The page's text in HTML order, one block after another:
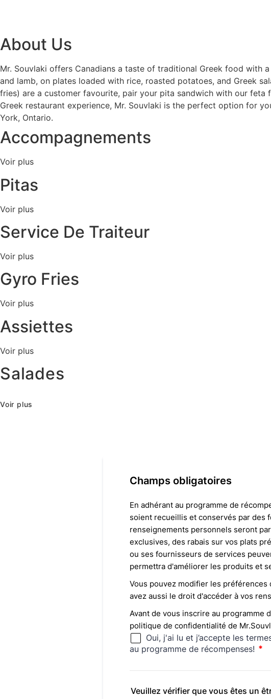
About Us
Mr. Souvlaki offers Canadians a taste of traditional Greek food with
and lamb, on plates loaded with rice, roasted potatoes, and Greek
fries) are a customer favourite, pair your pita sandwich with our
Greek restaurant experience, Mr. Souvlaki is the perfect option for
York, Ontario.
Accompagnements
Voir plus
Pitas
Voir plus
Service De Traiteur
Voir plus
Gyro Fries
Voir plus
Assiettes
Voir plus
Salades
Voir plus